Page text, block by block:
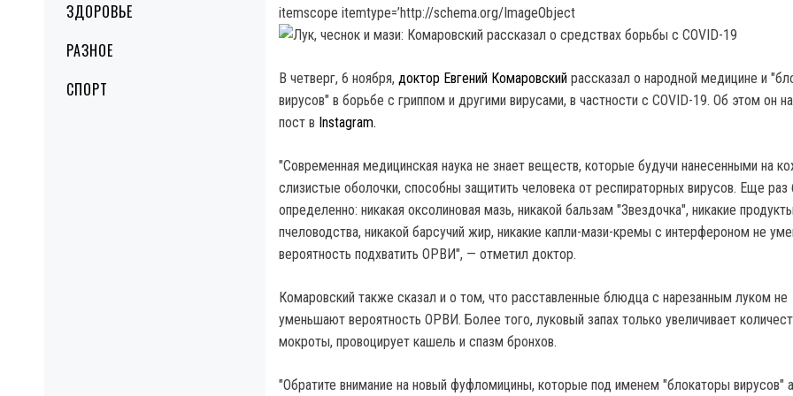
ЗДОРОВЬЕ
РАЗНОЕ
СПОРТ
itemscope itemtype=’http://schema.org/ImageObject
В четверг, 6 ноября, доктор Евгений Комаровский рассказал о народной медицине и
вирусов" в борьбе с гриппом и другими вирусами, в частности с COVID-19. Об этом он
пост в Instagram.
"Современная медицинская наука не знает веществ, которые будучи нанесенными на
слизистые оболочки, способны защитить человека от респираторных вирусов. Еще раз
определенно: никакая оксолиновая мазь, никакой бальзам "Звездочка", никакие
пчеловодства, никакой барсучий жир, никакие капли-мази-кремы с интерфероном не
вероятность подхватить ОРВИ", — отметил доктор.
Комаровский также сказал и о том, что расставленные блюдца с нарезанным луком не
уменьшают вероятность ОРВИ. Более того, луковый запах только увеличивает
мокроты, провоцирует кашель и спазм бронхов.
"Обратите внимание на новый фуфломицины, которые под именем "блокаторы вирусов"